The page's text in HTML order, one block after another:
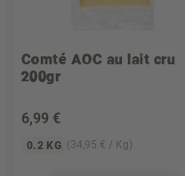
Comté AOC au lait cru
200gr
6,99 €
0.2 KG (34,95 € / Kg)